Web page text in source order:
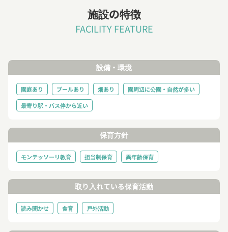
施設の特徴
FACILITY FEATURE
設備・環境
園庭あり プールあり 畑あり
園周辺に公園・自然が多い
最寄り駅・バス停から近い
保育方針
モンテッソーリ教育 担当制保育 異年齢保育
取り入れている保育活動
読み聞かせ 食育 戸外活動